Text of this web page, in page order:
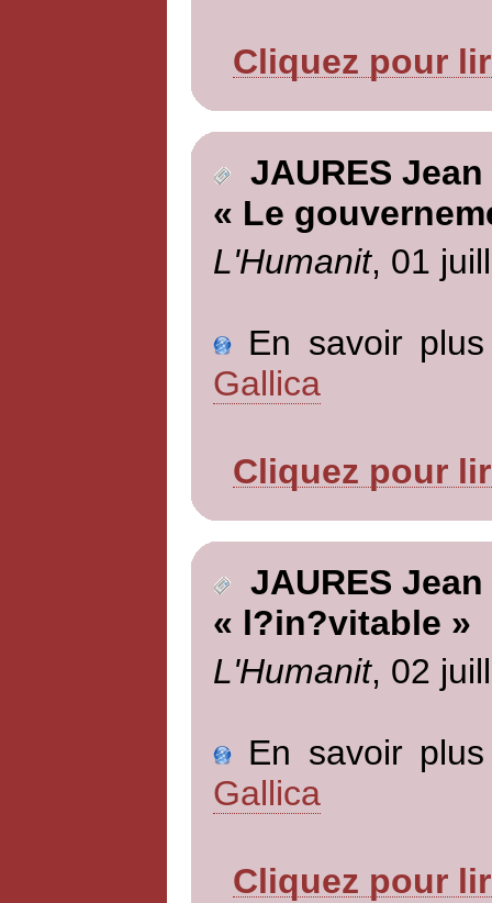
Cliquez pour
JAURES Jean
« Le
L'Humanit, 01
En savoir
Gallica
Cliquez pour
JAURES Jean
« l?in?vitable »
L'Humanit, 02
En savoir
Gallica
Cliquez pour